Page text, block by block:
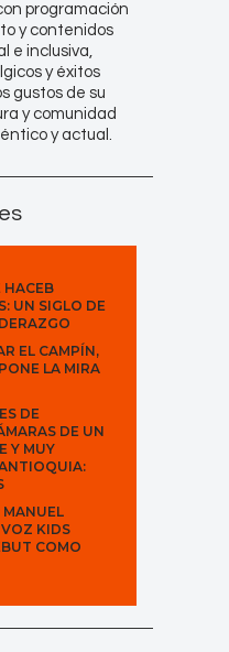
programación
y contenidos
e inclusiva,
y éxitos
gustos de su
y comunidad
y actual.
HACEB
UN SIGLO DE
EL CAMPÍN,
LA MIRA
DE
DE UN
Y MUY
MANUEL
KIDS
COMO